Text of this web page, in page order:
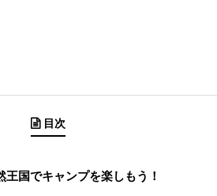
目次
国でキャンプを楽しもう！